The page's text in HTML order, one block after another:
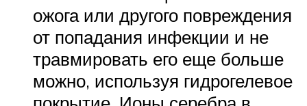
ожога или другого повреждения
от попадания инфекции и не
травмировать его еще больше
можно, используя гидрогелевое